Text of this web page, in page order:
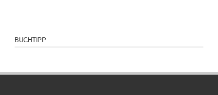
BUCHTIPP